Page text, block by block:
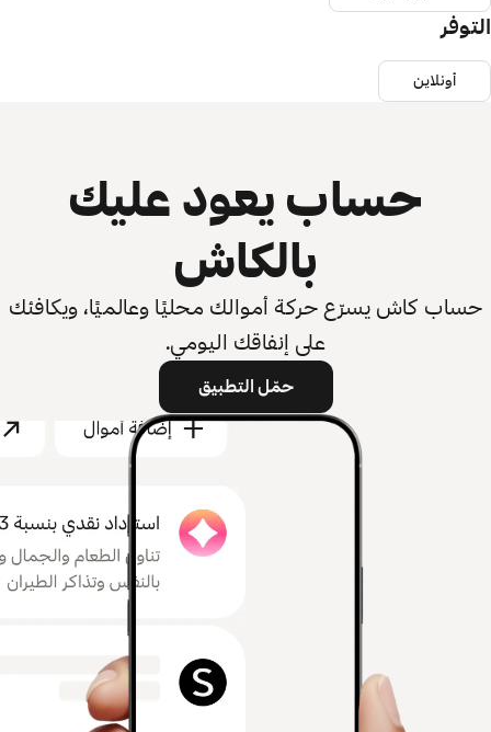
التوفر
أونلاين
حساب يعود عليك
بالكاش
حساب كاش يسرّع حركة أموالك محليًا وعالميًا، ويكافئك
على إنفاقك اليومي.
حمّل التطبيق